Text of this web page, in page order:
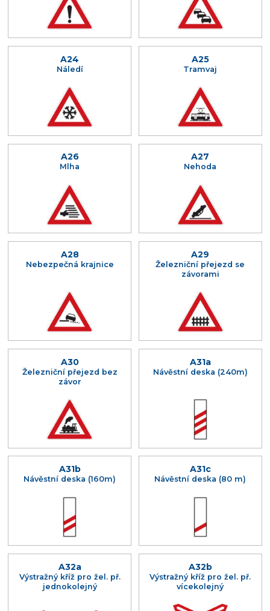
A24
Náledí
A25
Tramvaj
A26
Mlha
A27
Nehoda
A28
Nebezpečná krajnice
A29
Železniční přejezd se
závorami
A30
Železniční přejezd bez
závor
A31a
Návěstní deska (240m)
A31b
Návěstní deska (160m)
A31c
Návěstní deska (80 m)
A32a
Výstražný kříž pro žel. př.
jednokolejný
A32b
Výstražný kříž pro žel. př.
vícekolejný